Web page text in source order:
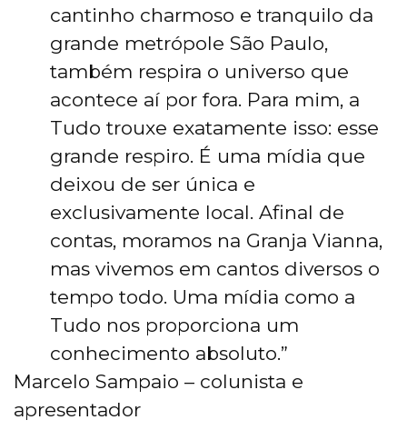
cantinho charmoso e tranquilo da
grande metrópole São Paulo,
também respira o universo que
acontece aí por fora. Para mim, a
Tudo trouxe exatamente isso: esse
grande respiro. É uma mídia que
deixou de ser única e
exclusivamente local. Afinal de
contas, moramos na Granja Vianna,
mas vivemos em cantos diversos o
tempo todo. Uma mídia como a
Tudo nos proporciona um
conhecimento absoluto.”
Marcelo Sampaio – colunista e
apresentador